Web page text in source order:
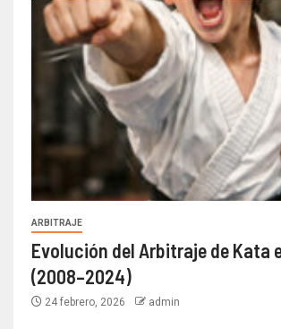
ARBITRAJE
Evolución del Arbitraje de Kata
(2008–2024)
24 febrero, 2026 admin